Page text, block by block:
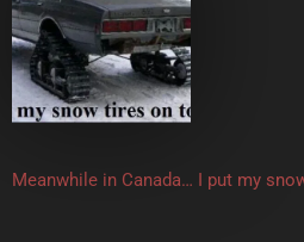
Meanwhile in Canada… I put my